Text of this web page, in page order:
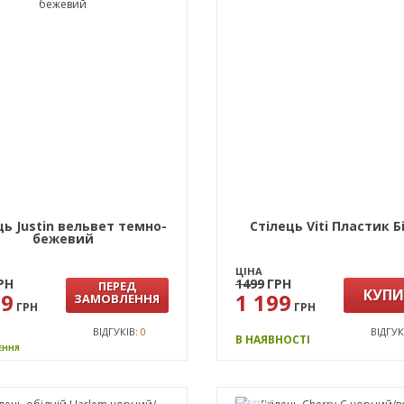
Justin вельвет темно-
бежевий
ГРН
ПЕРЕД
ЗАМОВЛЕННЯ
ВІДГУКІВ:0
Стілець Viti Пластик
ЦІНА
1499 ГРН
1 199 ГРН
В НАЯВНОСТІ